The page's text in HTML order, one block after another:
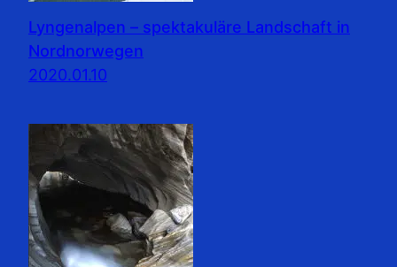
Lyngenalpen – spektakuläre Landschaft in
Nordnorwegen
2020.01.10